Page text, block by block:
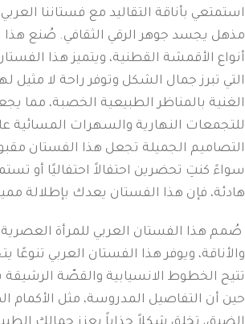
استمتعي بأناقة التقاليد مع فستاننا
مذهل يجسد جوهر الرقي الثقافي. صُنع هذا
أنواع الأقمشة القطنية، ويتميز هذا
التي تبرز جمال الشكل وتوفر راحة لا مثيل
الغنية بالمناظر الطبيعية الخصبة، مما
للتجمعات النهارية والسهرات المسائية
التصاميم الجميلة تجعل هذا الفستان
سواءً كنتِ تحضرين احتفالاً احتفاليًا أو
هادئة، فإن هذا الفستان يعدك بإطلالة
صُمم هذا الفستان العربي للمرأة العصرية
والأناقة، ويوفر هذا الفستان العربي تنوعًا
تتيح الخطوط الانسيابية والقصّة
حين أن التفاصيل المدروسة، مثل الأكمام